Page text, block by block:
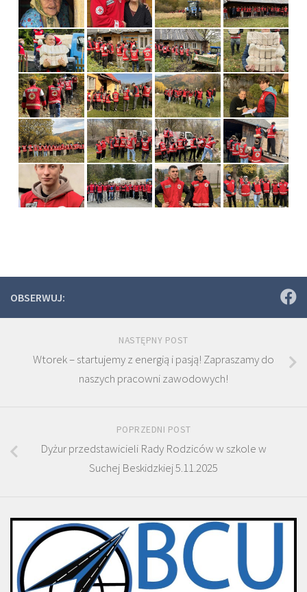
OBSERWUJ:
NASTĘPNY POST
Wtorek – startujemy z energią i pasją! Zapraszamy do
naszych pracowni zawodowych!
POPRZEDNI POST
Dyżur przedstawicieli Rady Rodziców w szkole w
Suchej Beskidzkiej 5.11.2025